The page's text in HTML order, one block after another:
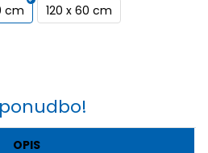
cm 120 x 60 cm
OPIS